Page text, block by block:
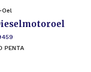
Oel
PENTA